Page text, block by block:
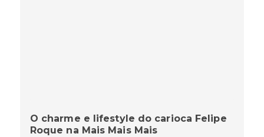
O charme e lifestyle do carioca Felipe
Roque na Mais Mais Mais